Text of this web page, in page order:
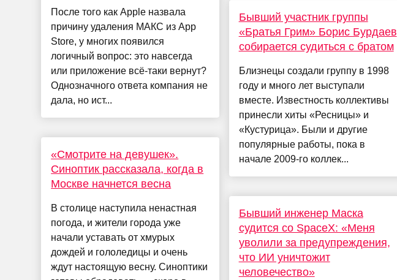
После того как Apple назвала
причину удаления МАКС из App
Store, у многих появился
логичный вопрос: это навсегда
или приложение всё-таки вернут?
Однозначного ответа компания не
дала, но ист...
«Смотрите на девушек».
Синоптик рассказала, когда в
Москве начнется весна
В столице наступила ненастная
погода, и жители города уже
начали уставать от хмурых
дождей и гололедицы и очень
ждут настоящую весну. Синоптики
Бывший участник группы
«Братья Грим» Борис Бурдаев
собирается судиться с братом
Близнецы создали группу в 1998
году и много лет выступали
вместе. Известность коллективы
принесли хиты «Ресницы» и
«Кустурица». Были и другие
популярные работы, пока в
начале 2009-го коллек...
Бывший инженер Маска
судится со SpaceX: «Меня
уволили за предупреждения,
что ИИ уничтожит
человечество»